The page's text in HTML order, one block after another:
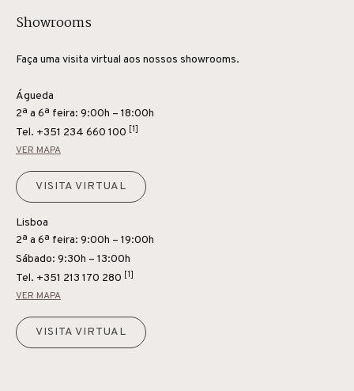
Showrooms
Faça uma visita virtual aos nossos showrooms.
Águeda
2ª a 6ª feira: 9:00h – 18:00h
Tel. +351 234 660 100 [1]
VER MAPA
VISITA VIRTUAL
Lisboa
2ª a 6ª feira: 9:00h – 19:00h
Sábado: 9:30h – 13:00h
Tel. +351 213 170 280 [1]
VER MAPA
VISITA VIRTUAL